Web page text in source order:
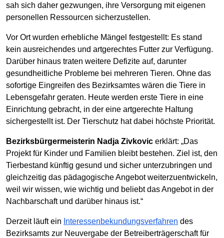
sah sich daher gezwungen, ihre Versorgung mit eigenen
personellen Ressourcen sicherzustellen.
Vor Ort wurden erhebliche Mängel festgestellt: Es stand
kein ausreichendes und artgerechtes Futter zur Verfügung.
Darüber hinaus traten weitere Defizite auf, darunter
gesundheitliche Probleme bei mehreren Tieren. Ohne das
sofortige Eingreifen des Bezirksamtes wären die Tiere in
Lebensgefahr geraten. Heute werden erste Tiere in eine
Einrichtung gebracht, in der eine artgerechte Haltung
sichergestellt ist. Der Tierschutz hat dabei höchste Priorität.
Bezirksbürgermeisterin Nadja Zivkovic erklärt: „Das
Projekt für Kinder und Familien bleibt bestehen. Ziel ist, den
Tierbestand künftig gesund und sicher unterzubringen und
gleichzeitig das pädagogische Angebot weiterzuentwickeln,
weil wir wissen, wie wichtig und beliebt das Angebot in der
Nachbarschaft und darüber hinaus ist.“
Derzeit läuft ein Interessenbekundungsverfahren des
Bezirksamts zur Neuvergabe der Betreiberträgerschaft für